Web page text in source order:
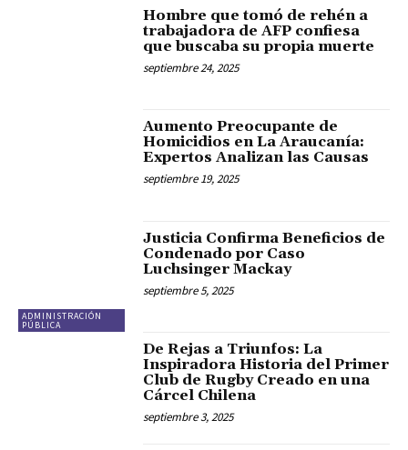
Hombre que tomó de rehén a
trabajadora de AFP confiesa
que buscaba su propia muerte
septiembre 24, 2025
Aumento Preocupante de
Homicidios en La Araucanía:
Expertos Analizan las Causas
septiembre 19, 2025
ADMINISTRACIÓN
PÚBLICA
Justicia Confirma Beneficios de
Condenado por Caso
Luchsinger Mackay
septiembre 5, 2025
De Rejas a Triunfos: La
Inspiradora Historia del Primer
Club de Rugby Creado en una
Cárcel Chilena
septiembre 3, 2025